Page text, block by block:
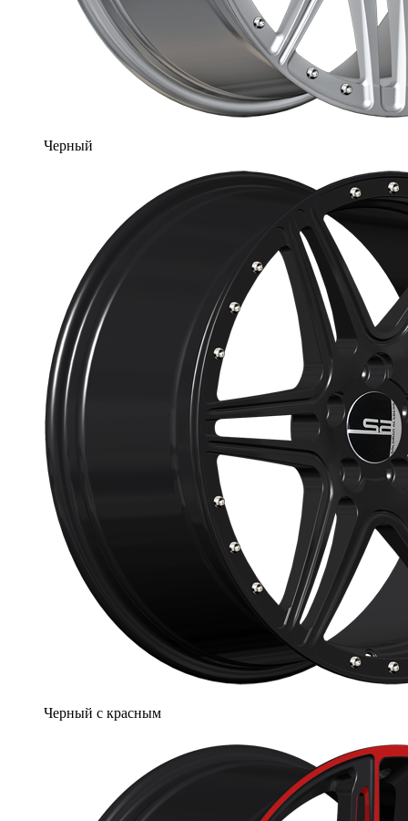
Черный
Черный с красным